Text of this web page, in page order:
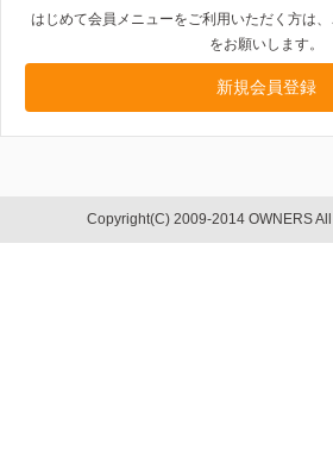
はじめて会員メニューをご利用いただく方は
をお願いします。
新規会員登録
Copyright(C) 2009-2014 OWNERS